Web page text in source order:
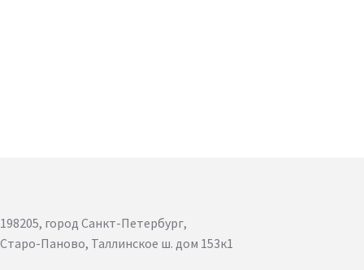
198205, город Санкт-Петербург,
Старо-Паново, Таллинское ш. дом 153к1